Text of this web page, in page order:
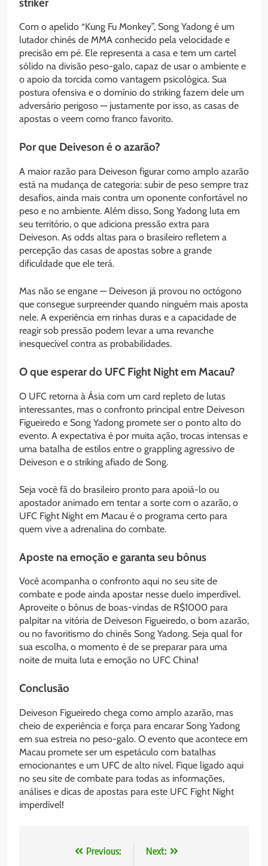
Com o apelido “Kung Fu Monkey”, Song Yadong é um
lutador chinês de MMA conhecido pela velocidade e
precisão em pé. Ele representa a casa e tem um cartel
sólido na divisão peso-galo, capaz de usar o ambiente e
o apoio da torcida como vantagem psicológica. Sua
postura ofensiva e o domínio do striking fazem dele um
adversário perigoso — justamente por isso, as casas de
apostas o veem como franco favorito.
Por que Deiveson é o azarão?
A maior razão para Deiveson figurar como amplo azarão
está na mudança de categoria: subir de peso sempre traz
desafios, ainda mais contra um oponente confortável no
peso e no ambiente. Além disso, Song Yadong luta em
seu território, o que adiciona pressão extra para
Deiveson. As odds altas para o brasileiro refletem a
percepção das casas de apostas sobre a grande
dificuldade que ele terá.
Mas não se engane — Deiveson já provou no octógono
que consegue surpreender quando ninguém mais aposta
nele. A experiência em rinhas duras e a capacidade de
reagir sob pressão podem levar a uma revanche
inesquecível contra as probabilidades.
O que esperar do UFC Fight Night em Macau?
O UFC retorna à Ásia com um card repleto de lutas
interessantes, mas o confronto principal entre Deiveson
Figueiredo e Song Yadong promete ser o ponto alto do
evento. A expectativa é por muita ação, trocas intensas e
uma batalha de estilos entre o grappling agressivo de
Deiveson e o striking afiado de Song.
Seja você fã do brasileiro pronto para apoiá-lo ou
apostador animado em tentar a sorte com o azarão, o
UFC Fight Night em Macau é o programa certo para
quem vive a adrenalina do combate.
Aposte na emoção e garanta seu bônus
Você acompanha o confronto aqui no seu site de
combate e pode ainda apostar nesse duelo imperdível.
Aproveite o bônus de boas-vindas de R$1000 para
palpitar na vitória de Deiveson Figueiredo, o bom azarão,
ou no favoritismo do chinês Song Yadong. Seja qual for
sua escolha, o momento é de se preparar para uma
noite de muita luta e emoção no UFC China!
Conclusão
Deiveson Figueiredo chega como amplo azarão, mas
cheio de experiência e força para encarar Song Yadong
em sua estreia no peso-galo. O evento que acontece em
Macau promete ser um espetáculo com batalhas
emocionantes e um UFC de alto nível. Fique ligado aqui
no seu site de combate para todas as informações,
análises e dicas de apostas para este UFC Fight Night
imperdível!
NavegaçãoPrevious:
Next: